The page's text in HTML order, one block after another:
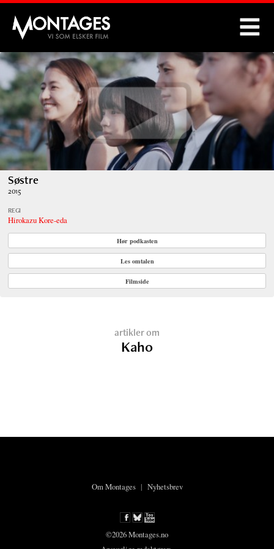
Montages
Søstre
2015
REGI
Hirokazu Kore-eda
Hør podkasten
Les omtalen
Filmside
artikler om
Kaho
Om Montages| Nyhetsbrev
©2026 Montages.no